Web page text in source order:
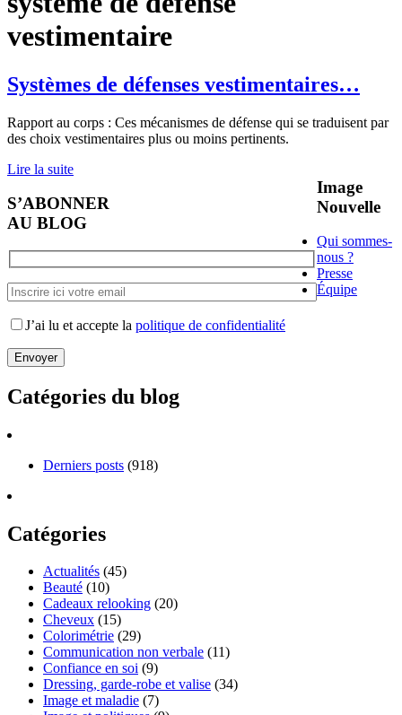
vestimentaire
Systèmes de défenses vestimentaires…
Rapport au corps : Ces mécanismes de défense qui se traduisent par
des choix vestimentaires plus ou moins pertinents.
Lire la suite
S’ABONNER
AU BLOG
J’ai lu et accepte la politique de confidentialité
Catégories du blog
Derniers posts (918)
Catégories
Actualités (45)
Beauté (10)
Cadeaux relooking (20)
Cheveux (15)
Colorimétrie (29)
Communication non verbale (11)
Confiance en soi (9)
Dressing, garde-robe et valise (34)
Image et maladie (7)
Image
Nouvelle
Qui sommes-
nous ?
Presse
Équipe